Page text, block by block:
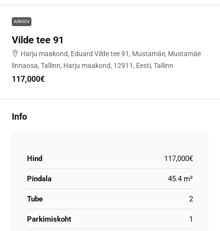
ARHIIV
Vilde tee 91
Harju maakond, Eduard Vilde tee 91, Mustamäe, Mustamäe
linnaosa, Tallinn, Harju maakond, 12911, Eesti, Tallinn
117,000€
Info
Hind 117,000€
Pindala 45.4 m²
Tube 2
Parkimiskoht 1